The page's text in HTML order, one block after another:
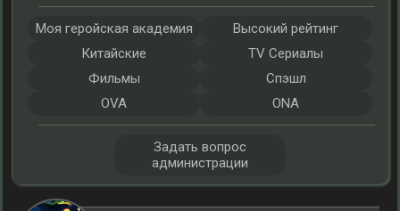
Моя геройская академия
Высокий рейтинг
Китайские
TV Сериалы
Фильмы
Спэшл
OVA
ONA
Задать вопрос
администрации